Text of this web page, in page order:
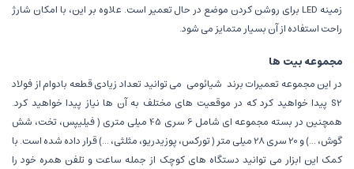
زمینه LED برای روشن کردن موضع در حال تعمیر است. علاوه بر این، با امکان شارژ
راحت استفاده از آن بسیار متمایز می شود.
مجموعه بیت ها
در این مجموعه تعمیرات برند شیائومی می توانید تعداد زیادی قطعه بادوام از فولاد
S2 پیدا خواهید کرد که در موقعیت های مختلف به آن ها نیاز پیدا خواهید کرد.
همچنین در بسته مجموعه ای شامل 6 سری 45 میلی متری ( فیلیپس، تخت، شش
گوش، ...) و 20 سری 28 میلی متر ( تورکس، پوزیدریو، مثلثی، ...) قرار داده شده است. با
کمک این ابزار می توانید دستگاه های کوچک از جمله ساعت و تلفن همره خود را